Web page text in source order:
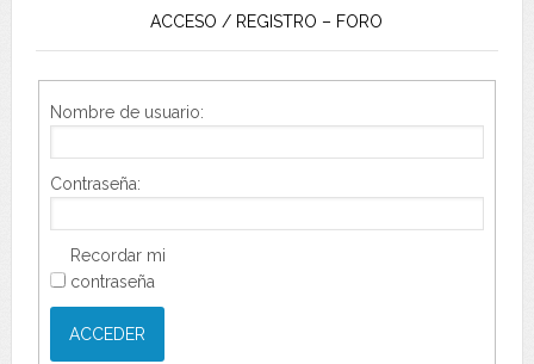
ACCESO / REGISTRO – FORO
Nombre de usuario:
Contraseña:
Recordar mi
contraseña
ACCEDER